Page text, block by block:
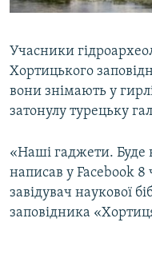
РУС
УКР
ДОЛУЧАЙСЯ!
Учасники
Хортицького
вони знімають у
затонулу турецьку
«Наші гаджети. Буде
написав у Facebook 8
завідувач наукової
заповідника